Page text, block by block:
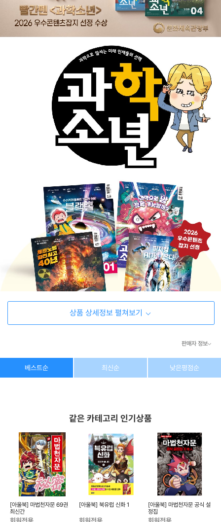
상품 상세정보 펼쳐보기
판매자 정보
상호/대표자 (주) 동이커머스
이메일 dongeecom@naver.com
소재지 경기도 고양시 덕양구 꽃마을로64, 1235호
베스트순 최신순 낮은평점순
같은 카테고리 인기상품
[아울북] 마법천자문 69권
최신간
회원전용
[아울북] 북유럽 신화 1
회원전용
[아울북] 마법천자문 공식 설
정집
회원전용